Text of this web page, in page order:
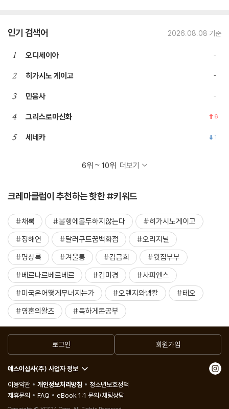
인기 검색어 2026.08.08 기준
1 오디세이아
2 히가시노 게이고
3 민음사
4 그리스로마신화 6
5 세네카 1
6위 ~ 10위 더보기
크레마클럽이 추천하는 핫한 #키워드
#채록 #불행에몰두하지않는다
#히가시노게이고
#정해연
#달러구트꿈백화점
#오리지널
#명상록
#겨울통 #김금희
#윗집부부
#베르나르베르베르
#김미경
#사피엔스
#미국은어떻게무너지는가
#오렌지와빵칼
#테오
#영혼의왈츠
#독하게돈공부
로그인 회원가입
예스이십사(주) 사업자 정보
이용약관
개인정보처리방침
청소년보호정책
제휴문의
FAQ eBook 1:1 문의/채팅상담